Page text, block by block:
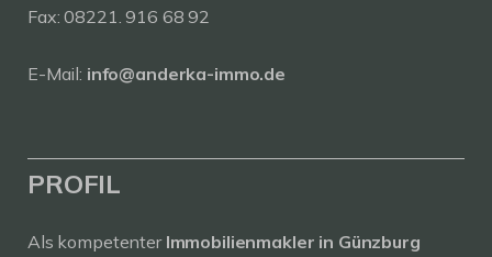
Fax: 08221. 916 68 92
E-Mail: info@anderka-immo.de
PROFIL
Als kompetenter Immobilienmakler in Günzburg